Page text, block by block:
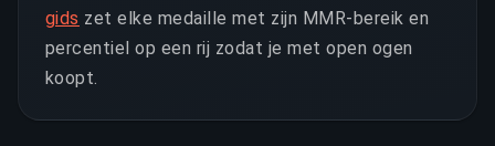
gids zet elke medaille met zijn MMR-bereik en
percentiel op een rij zodat je met open ogen
koopt.